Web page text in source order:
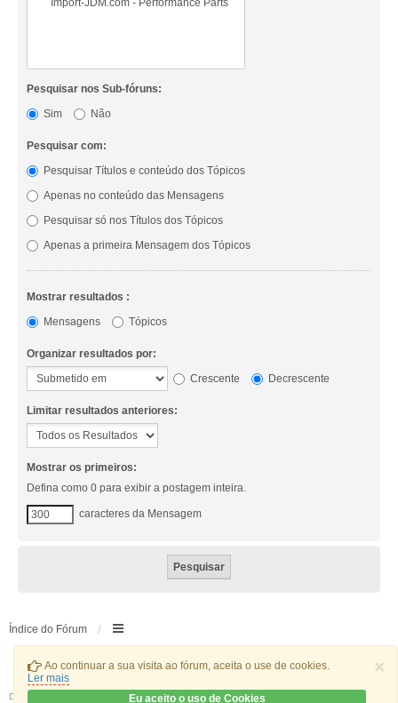
×
Ao continuar a sua visita ao fórum, aceita o use de cookies.
Ler mais
Eu aceito o uso de Cookies
Pesquisar nos Sub-fóruns:
Sim
Não
Pesquisar com:
Pesquisar Títulos e conteúdo dos Tópicos
Apenas no conteúdo das Mensagens
Pesquisar só nos Títulos dos Tópicos
Apenas a primeira Mensagem dos Tópicos
Mostrar resultados :
Mensagens
Tópicos
Organizar resultados por:
Crescente
Decrescente
Limitar resultados anteriores:
Mostrar os primeiros:
Defina como 0 para exibir a postagem inteira.
caracteres da Mensagem
Índice do Fórum
Desenvolvido por ® Forum Software © phpBB Limited